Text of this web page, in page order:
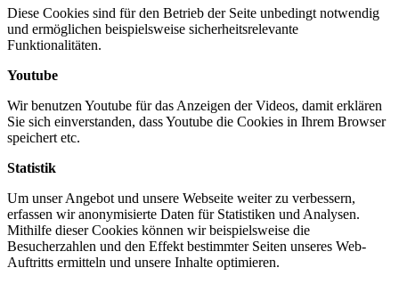
Diese Cookies sind für den Betrieb der Seite unbedingt notwendig
und ermöglichen beispielsweise sicherheitsrelevante
Funktionalitäten.
Youtube
Wir benutzen Youtube für das Anzeigen der Videos, damit erklären
Sie sich einverstanden, dass Youtube die Cookies in Ihrem Browser
speichert etc.
Statistik
Um unser Angebot und unsere Webseite weiter zu verbessern,
erfassen wir anonymisierte Daten für Statistiken und Analysen.
Mithilfe dieser Cookies können wir beispielsweise die
Besucherzahlen und den Effekt bestimmter Seiten unseres Web-
Auftritts ermitteln und unsere Inhalte optimieren.